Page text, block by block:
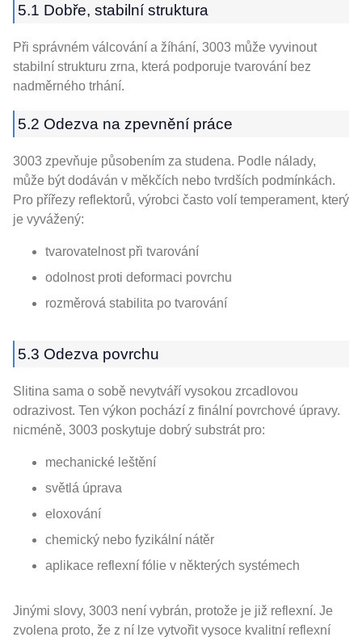
5.1 Dobře, stabilní struktura
Při správném válcování a žíhání, 3003 může vyvinout
stabilní strukturu zrna, která podporuje tvarování bez
nadměrného trhání.
5.2 Odezva na zpevnění práce
3003 zpevňuje působením za studena. Podle nálady,
může být dodáván v měkčích nebo tvrdších podmínkách.
Pro přířezy reflektorů, výrobci často volí temperament, který
je vyvážený:
tvarovatelnost při tvarování
odolnost proti deformaci povrchu
rozměrová stabilita po tvarování
5.3 Odezva povrchu
Slitina sama o sobě nevytváří vysokou zrcadlovou
odrazivost. Ten výkon pochází z finální povrchové úpravy.
nicméně, 3003 poskytuje dobrý substrát pro:
mechanické leštění
světlá úprava
eloxování
chemický nebo fyzikální nátěr
aplikace reflexní fólie v některých systémech
Jinými slovy, 3003 není vybrán, protože je již reflexní. Je
zvolena proto, že z ní lze vytvořit vysoce kvalitní reflexní